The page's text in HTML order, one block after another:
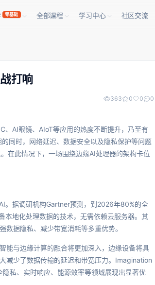
零基础 全部课程 学习中心 社区交流
打响
363 0 0 0
AI眼镜、AIoT等应用的热度不断提升，乃至有
同时，网络延迟、数据安全以及隐私保护等问题
在此情况下，一场围绕边缘AI处理器的架构卡位
。据调研机构Gartner预测，到2026年80%的全
本地化处理数据的技术，无需依赖云服务器。其
据隐私、减少带宽消耗等多重优势。
能与边缘计算的融合将更加深入，边缘设备将具
减少了数据传输的延迟和带宽压力。Imagination
私、实时响应、能源效率等领域展现出显著优